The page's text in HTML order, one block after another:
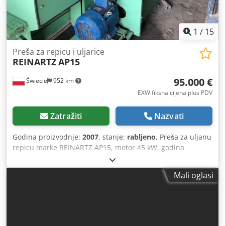
1 / 15
Świecie 952 km
Preša za repicu i uljarice
REINARTZAP15
95.000 €
EXW fiksna cijena plus PDV
Zatražiti Nazvati
Godina proizvodnje: 2007, stanje: rabljeno, Preša za uljanu
repicu marke REINARTZ AP15, motor 45 kW, godina
proizvodnje 2007. Kapacitet 1 tona na sat (8000 tona
godišnje). U ponudi imamo i ostale popratne uređaje za
Mali oglasi